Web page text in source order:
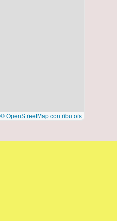
© OpenStreetMap contributors